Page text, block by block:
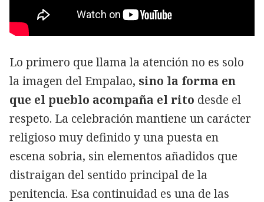
Lo primero que llama la atención no es solo
la imagen del Empalao, sino la forma en
que el pueblo acompaña el rito desde el
respeto. La celebración mantiene un carácter
religioso muy definido y una puesta en
escena sobria, sin elementos añadidos que
distraigan del sentido principal de la
penitencia. Esa continuidad es una de las